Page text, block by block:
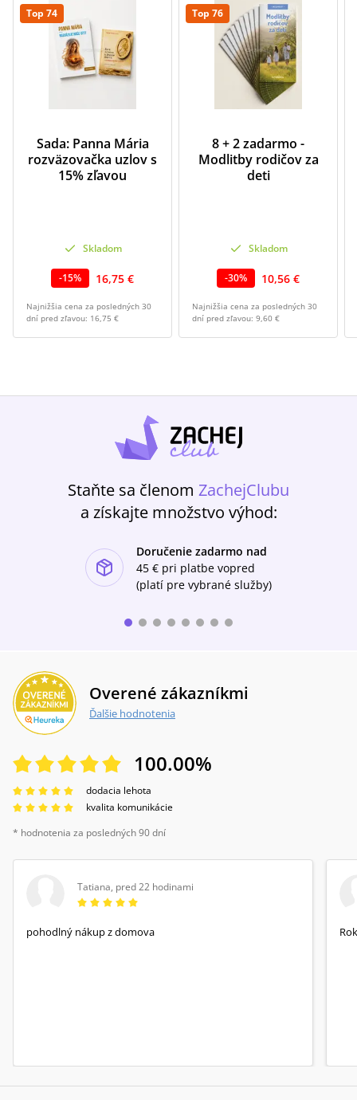
Top 74
Sada: Panna Mária
rozväzovačka uzlov s
15% zľavou
Skladom
-15% 16,75 €
Najnižšia cena za posledných 30
dní pred zľavou: 16,75 €
Top 76
8 + 2 zadarmo -
Modlitby rodičov za
deti
Skladom
-30% 10,56 €
Najnižšia cena za posledných 30
dní pred zľavou: 9,60 €
Staňte sa členom ZachejClubu
a získajte množstvo výhod:
Doručenie zadarmo nad
45 € pri platbe vopred
(platí pre vybrané služby)
Overené zákazníkmi
Ďalšie hodnotenia
100.00%
dodacia lehota
kvalita komunikácie
* hodnotenia za posledných 90 dní
Tatiana, pred 22 hodinami
pohodlný nákup z domova